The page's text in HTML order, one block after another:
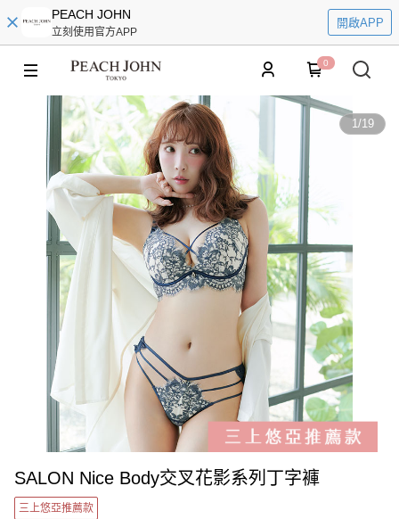
PEACH JOHN
立刻使用官方APP
開啟APP
0
1/19
SALON Nice Body交叉花影系列丁字褲
三上悠亞推薦款